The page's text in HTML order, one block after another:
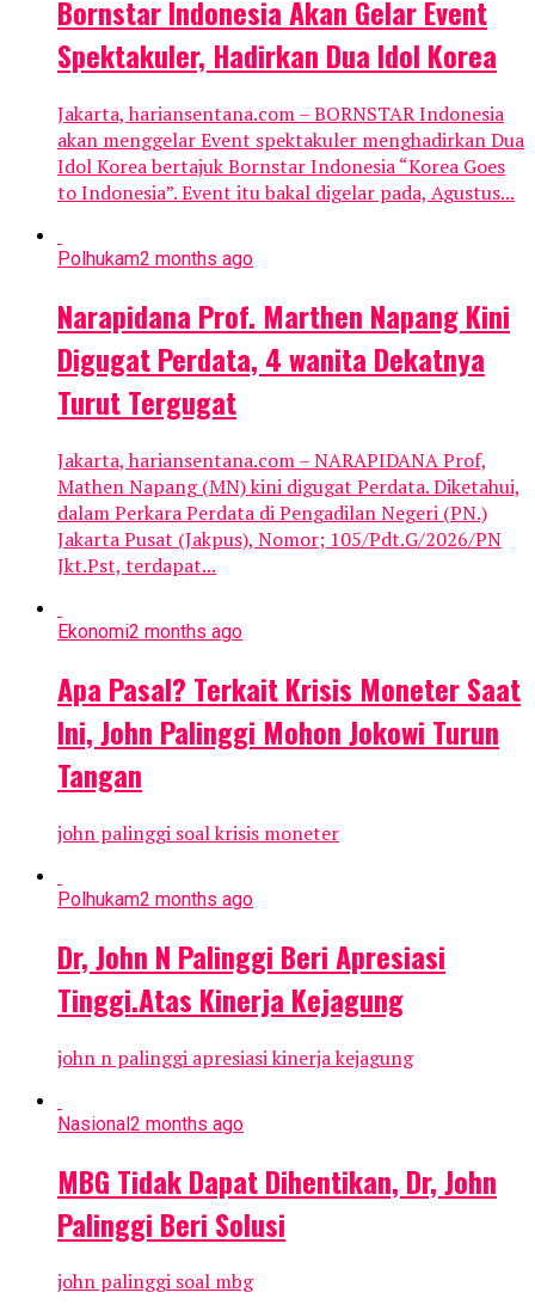
Bornstar Indonesia Akan Gelar Event
Spektakuler, Hadirkan Dua Idol Korea
Jakarta, hariansentana.com – BORNSTAR Indonesia
akan menggelar Event spektakuler menghadirkan Dua
Idol Korea bertajuk Bornstar Indonesia “Korea Goes
to Indonesia”. Event itu bakal digelar pada, Agustus...
Polhukam2 months ago
Narapidana Prof. Marthen Napang Kini
Digugat Perdata, 4 wanita Dekatnya
Turut Tergugat
Jakarta, hariansentana.com – NARAPIDANA Prof,
Mathen Napang (MN) kini digugat Perdata. Diketahui,
dalam Perkara Perdata di Pengadilan Negeri (PN.)
Jakarta Pusat (Jakpus), Nomor; 105/Pdt.G/2026/PN
Jkt.Pst, terdapat...
Ekonomi2 months ago
Apa Pasal? Terkait Krisis Moneter Saat
Ini, John Palinggi Mohon Jokowi Turun
Tangan
john palinggi soal krisis moneter
Polhukam2 months ago
Dr, John N Palinggi Beri Apresiasi
Tinggi.Atas Kinerja Kejagung
john n palinggi apresiasi kinerja kejagung
Nasional2 months ago
MBG Tidak Dapat Dihentikan, Dr, John
Palinggi Beri Solusi
john palinggi soal mbg